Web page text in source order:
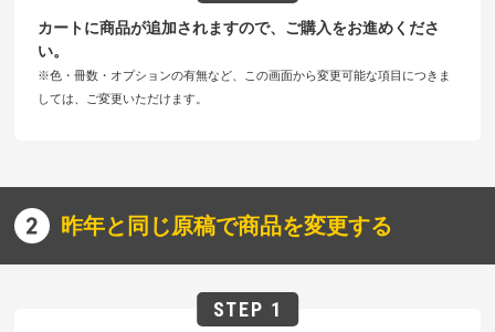
カートに商品が追加されますので、ご購入をお進めくださ
い。
※色・冊数・オプションの有無など、この画面から変更可能な項目につきま
しては、ご変更いただけます。
昨年と同じ原稿で商品を変更する